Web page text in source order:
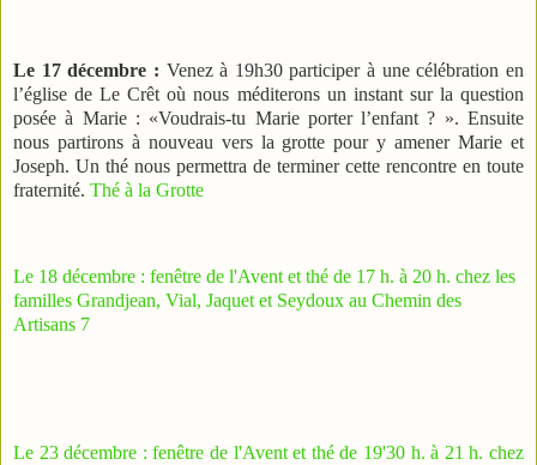
Le 17 décembre : Venez à 19h30 participer à une célébration en
l’église de Le Crêt où nous méditerons un instant sur la question
posée à Marie : «Voudrais-tu Marie porter l’enfant ? ». Ensuite
nous partirons à nouveau vers la grotte pour y amener Marie et
Joseph. Un thé nous permettra de terminer cette rencontre en toute
fraternité. Thé à la Grotte
Le 18 décembre : fenêtre de l'Avent et thé de 17 h. à 20 h. chez les
familles Grandjean, Vial, Jaquet et Seydoux au Chemin des
Artisans 7
Le 23 décembre : fenêtre de l'Avent et thé de 19'30 h. à 21 h. chez